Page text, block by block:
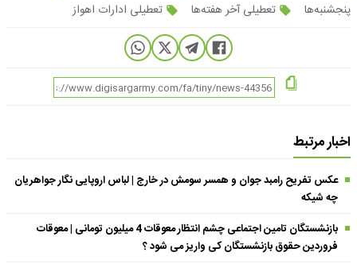
پنجشنبه‌ها
تعطیلی آخر هفته‌ها تعطیلی ادارات اهواز
اخبار مرتبط
عکس تفریح رامبد جوان و همسر سومش در خارج | لباس اروپایی نگار جواهریان
چه شیکه
بازنشستگان تامین اجتماعی چشم انتظار معوقات 4 میلیون تومانی | معوقات
فروردین حقوق بازنشستگان کی واریز می شود ؟